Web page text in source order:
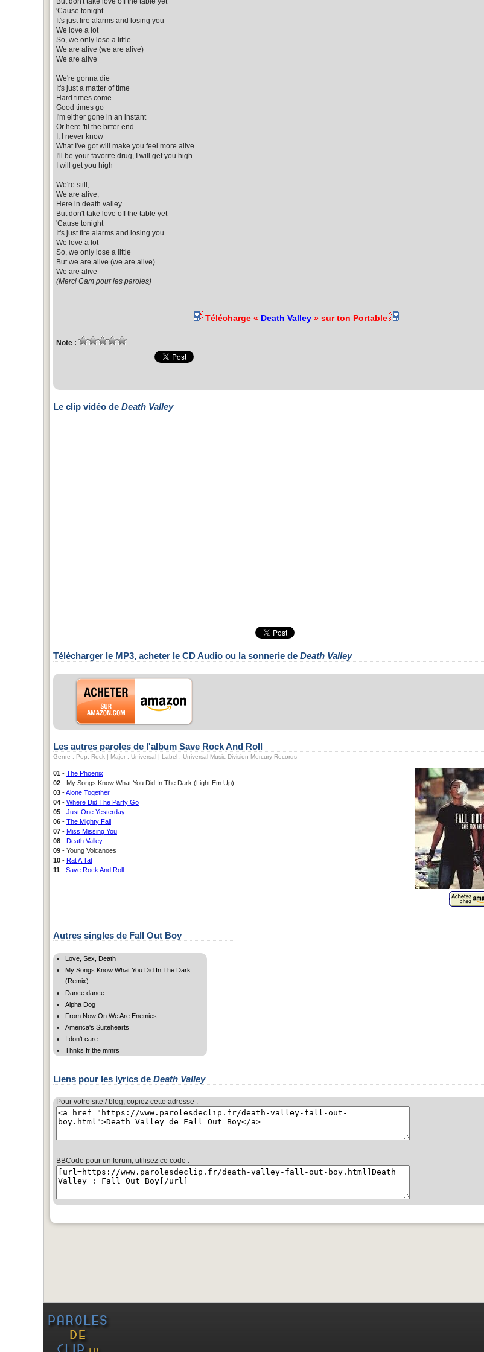
'Cause tonight
It's just fire alarms and losing you
We love a lot
So, we only lose a little
We are alive (we are alive)
We are alive
We're gonna die
It's just a matter of time
Hard times come
Good times go
I'm either gone in an instant
Or here 'til the bitter end
I, I never know
What I've got will make you feel more alive
I'll be your favorite drug, I will get you high
I will get you high
We're still,
We are alive,
Here in death valley
But don't take love off the table yet
'Cause tonight
It's just fire alarms and losing you
We love a lot
So, we only lose a little
But we are alive (we are alive)
We are alive
(Merci Cam pour les paroles)
Télécharge « Death Valley» sur ton Portable
Note :
Le clip vidéo de Death Valley
Télécharger le MP3, acheter le CD Audio ou la sonnerie de Death Valley
Les autres paroles de l'album Save Rock And Roll
Genre : Pop, Rock | Major : Universal | Label : Universal Music Division Mercury Records
01 - The Phoenix
02 - My Songs Know What You Did In The Dark (Light Em Up)
03 -Alone Together
04 - Where Did The Party Go
05 - Just One Yesterday
06 - The Mighty Fall
07 - Miss Missing You
08 - Death Valley
09 - Young Volcanoes
10 - Rat A Tat
11 - Save Rock And Roll
Autres singles de Fall Out Boy
Love, Sex, Death
My Songs Know What You Did In The Dark
(Remix)
Dance dance
Alpha Dog
From Now On We Are Enemies
America's Suitehearts
I don't care
Thnks fr the mmrs
Liens pour les lyrics de Death Valley
Pour votre site / blog, copiez cette adresse :
BBCode pour un forum, utilisez ce code :